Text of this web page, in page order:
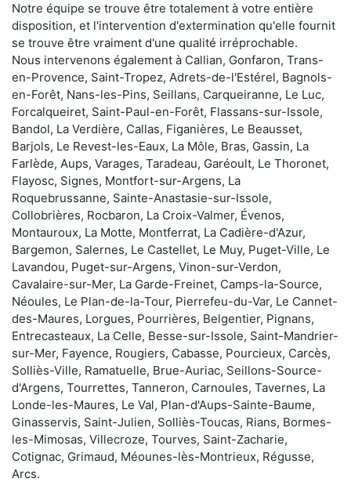
Notre équipe se trouve être totalement à votre entière
disposition, et l'intervention d'extermination qu'elle fournit
se trouve être vraiment d'une qualité irréprochable.
Nous intervenons également à Callian, Gonfaron, Trans-
en-Provence, Saint-Tropez, Adrets-de-l'Estérel, Bagnols-
en-Forêt, Nans-les-Pins, Seillans, Carqueiranne, Le Luc,
Forcalqueiret, Saint-Paul-en-Forêt, Flassans-sur-Issole,
Bandol, La Verdière, Callas, Figanières, Le Beausset,
Barjols, Le Revest-les-Eaux, La Môle, Bras, Gassin, La
Farlède, Aups, Varages, Taradeau, Garéoult, Le Thoronet,
Flayosc, Signes, Montfort-sur-Argens, La
Roquebrussanne, Sainte-Anastasie-sur-Issole,
Collobrières, Rocbaron, La Croix-Valmer, Évenos,
Montauroux, La Motte, Montferrat, La Cadière-d'Azur,
Bargemon, Salernes, Le Castellet, Le Muy, Puget-Ville, Le
Lavandou, Puget-sur-Argens, Vinon-sur-Verdon,
Cavalaire-sur-Mer, La Garde-Freinet, Camps-la-Source,
Néoules, Le Plan-de-la-Tour, Pierrefeu-du-Var, Le Cannet-
des-Maures, Lorgues, Pourrières, Belgentier, Pignans,
Entrecasteaux, La Celle, Besse-sur-Issole, Saint-Mandrier-
sur-Mer, Fayence, Rougiers, Cabasse, Pourcieux, Carcès,
Solliès-Ville, Ramatuelle, Brue-Auriac, Seillons-Source-
d'Argens, Tourrettes, Tanneron, Carnoules, Tavernes, La
Londe-les-Maures, Le Val, Plan-d'Aups-Sainte-Baume,
Ginasservis, Saint-Julien, Solliès-Toucas, Rians, Bormes-
les-Mimosas, Villecroze, Tourves, Saint-Zacharie,
Cotignac, Grimaud, Méounes-lès-Montrieux, Régusse,
Arcs.